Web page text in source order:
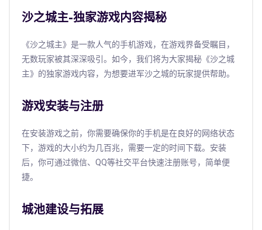
沙之城主-独家游戏内容揭秘
《沙之城主》是一款人气的手机游戏，在游戏界备受瞩目，
无数玩家被其深深吸引。如今，我们将为大家揭秘《沙之城
主》的独家游戏内容，为想要进军沙之城的玩家提供帮助。
游戏安装与注册
在安装游戏之前，你需要确保你的手机是在良好的网络状态
下，游戏的大小约为几百兆，需要一定的时间下载。安装
后，你可通过微信、QQ等社交平台快速注册账号，简单便
捷。
城池建设与拓展